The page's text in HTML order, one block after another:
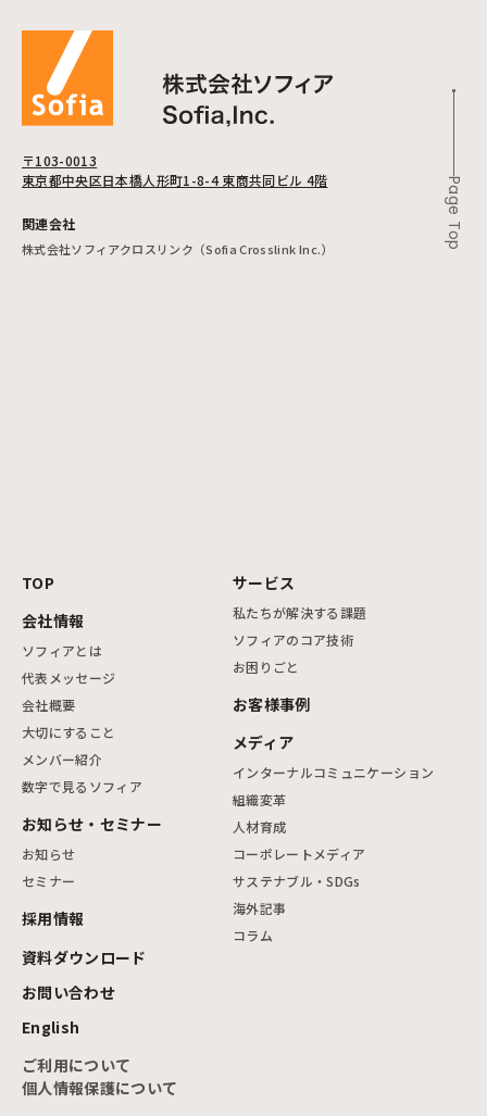
〒103-0013
東京都中央区日本橋人形町1-8-4 東商共同ビル 4階
関連会社
株式会社ソフィアクロスリンク（Sofia Crosslink Inc.）
TOP
会社情報
ソフィアとは
代表メッセージ
会社概要
大切にすること
メンバー紹介
数字で見るソフィア
お知らせ・セミナー
お知らせ
セミナー
採用情報
サービス
私たちが解決する課題
ソフィアのコア技術
お困りごと
お客様事例
メディア
インターナルコミュニケーション
組織変革
人材育成
コーポレートメディア
サステナブル・SDGs
海外記事
コラム
資料ダウンロード
お問い合わせ
English
ご利用について
個人情報保護について
Page Top